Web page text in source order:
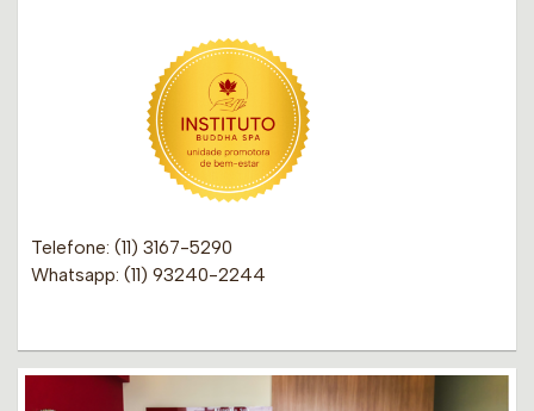
Telefone: (11) 3167-5290
Whatsapp: (11) 93240-2244